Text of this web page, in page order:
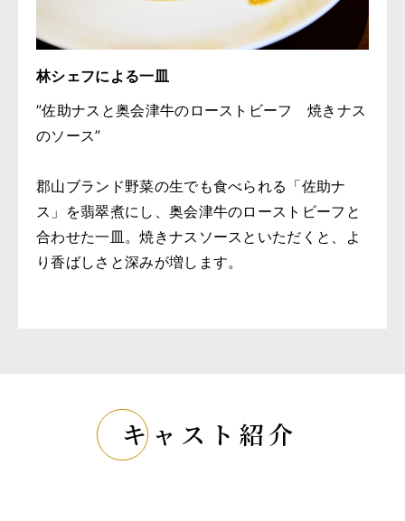
林シェフによる一皿
”佐助ナスと奥会津牛のローストビーフ 焼きナス
のソース”
郡山ブランド野菜の生でも食べられる「佐助ナ
ス」を翡翠煮にし、奥会津牛のローストビーフと
合わせた一皿。焼きナスソースといただくと、よ
り香ばしさと深みが増します。
キャスト紹介